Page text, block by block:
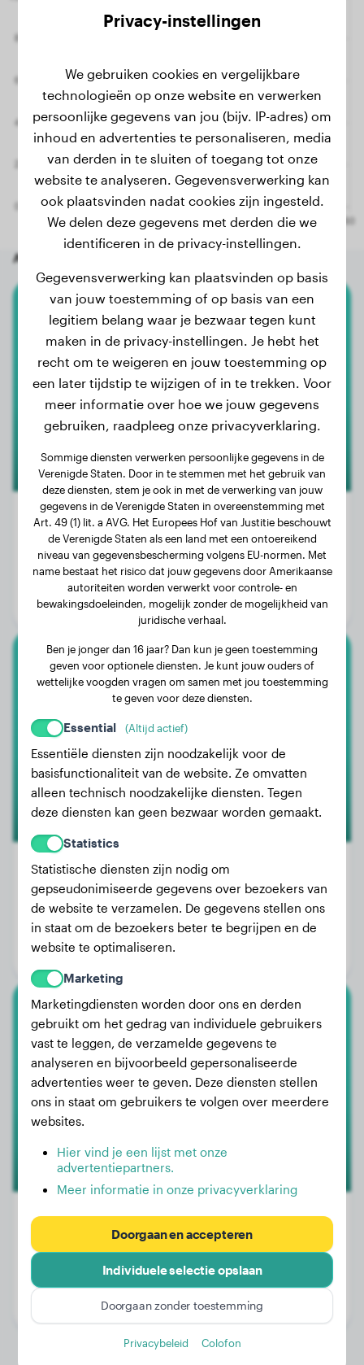
Andere willekeurige honden
Labrador Retriever
Mila
Gewicht:
24 kg
Leeftijd:
4 jaar, 2 maanden
Geslacht:
Teef
Doberman
1
Gewicht:
32 kg
Leeftijd:
5 jaar, 6 maanden
Geslacht:
Berner Sennenhond
Nala
Gewicht:
20 kg
Leeftijd:
3 jaar, 3 maanden
Privacy-instellingen
We gebruiken cookies en vergelijkbare
technologieën op onze website en verwerken
persoonlijke gegevens van jou (bijv. IP-adres) om
inhoud en advertenties te personaliseren, media
van derden in te sluiten of toegang tot onze
website te analyseren. Gegevensverwerking kan
ook plaatsvinden nadat cookies zijn ingesteld.
We delen deze gegevens met derden die we
identificeren in de privacy-instellingen.
Gegevensverwerking kan plaatsvinden op basis
van jouw toestemming of op basis van een
legitiem belang waar je bezwaar tegen kunt
maken in de privacy-instellingen. Je hebt het
recht om te weigeren en jouw toestemming op
een later tijdstip te wijzigen of in te trekken. Voor
meer informatie over hoe we jouw gegevens
gebruiken, raadpleeg onze privacyverklaring.
Sommige diensten verwerken persoonlijke gegevens in de
Verenigde Staten. Door in te stemmen met het gebruik van
deze diensten, stem je ook in met de verwerking van jouw
gegevens in de Verenigde Staten in overeenstemming met
Art. 49 (1) lit. a AVG. Het Europees Hof van Justitie beschouwt
de Verenigde Staten als een land met een ontoereikend
niveau van gegevensbescherming volgens EU-normen. Met
name bestaat het risico dat jouw gegevens door Amerikaanse
autoriteiten worden verwerkt voor controle- en
bewakingsdoeleinden, mogelijk zonder de mogelijkheid van
juridische verhaal.
Ben je jonger dan 16 jaar? Dan kun je geen toestemming
geven voor optionele diensten. Je kunt jouw ouders of
wettelijke voogden vragen om samen met jou toestemming
te geven voor deze diensten.
Essential (Altijd actief)
Essentiële diensten zijn noodzakelijk voor de
basisfunctionaliteit van de website. Ze omvatten
alleen technisch noodzakelijke diensten. Tegen
deze diensten kan geen bezwaar worden gemaakt.
Statistics
Statistische diensten zijn nodig om
gepseudonimiseerde gegevens over bezoekers van
de website te verzamelen. De gegevens stellen ons
in staat om de bezoekers beter te begrijpen en de
website te optimaliseren.
Marketing
Marketingdiensten worden door ons en derden
gebruikt om het gedrag van individuele gebruikers
vast te leggen, de verzamelde gegevens te
analyseren en bijvoorbeeld gepersonaliseerde
advertenties weer te geven. Deze diensten stellen
ons in staat om gebruikers te volgen over meerdere
websites.
Hier vind je een lijst met onze
advertentiepartners.
Meer informatie in onze privacyverklaring
Doorgaan en accepteren
Individuele selectie opslaan
Doorgaan zonder toestemming
Privacybeleid Colofon